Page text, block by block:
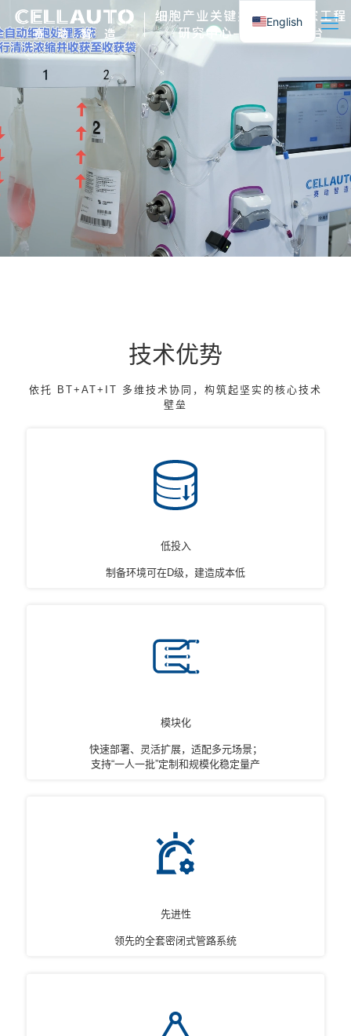
技术优势
依托 BT+AT+IT 多维技术协同，构筑起坚实的核心技术
壁垒
低投入
制备环境可在D级，建造成本低
模块化
快速部署、灵活扩展，适配多元场景；
支持“一人一批”定制和规模化稳定量产
先进性
领先的全套密闭式管路系统
English